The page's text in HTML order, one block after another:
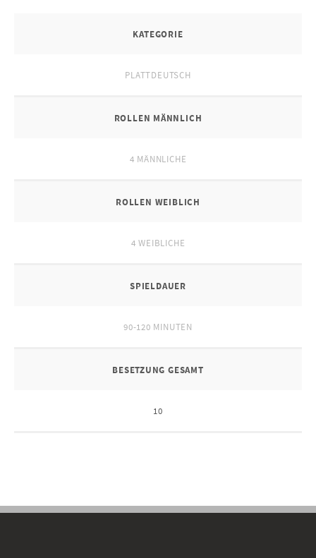
KATEGORIE
PLATTDEUTSCH
ROLLEN MÄNNLICH
4 MÄNNLICHE
ROLLEN WEIBLICH
4 WEIBLICHE
SPIELDAUER
90-120 MINUTEN
BESETZUNG GESAMT
10